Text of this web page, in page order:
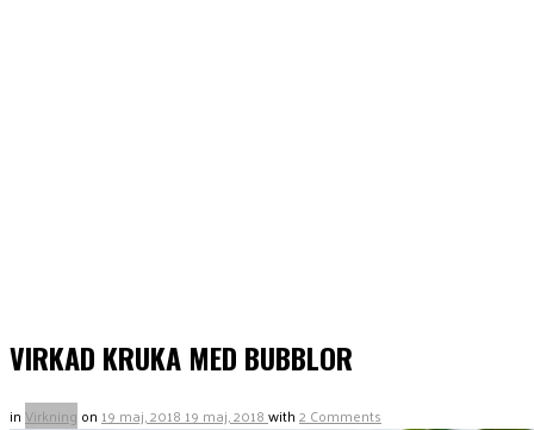
VIRKAD KRUKA MED BUBBLOR
inVirkning on 19 maj, 2018 19 maj, 2018with2 Comments